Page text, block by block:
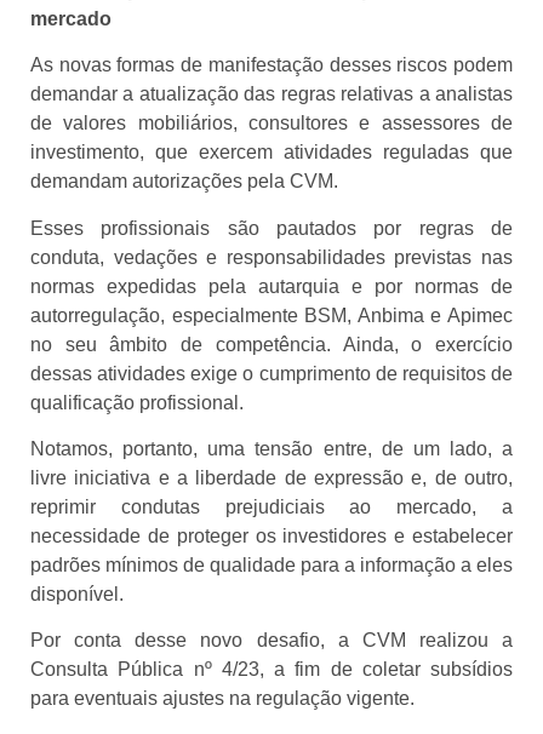
mercado
As novas formas de manifestação desses riscos podem
demandar a atualização das regras relativas a analistas
de valores mobiliários, consultores e assessores de
investimento, que exercem atividades reguladas que
demandam autorizações pela CVM.
Esses profissionais são pautados por regras de
conduta, vedações e responsabilidades previstas nas
normas expedidas pela autarquia e por normas de
autorregulação, especialmente BSM, Anbima e Apimec
no seu âmbito de competência. Ainda, o exercício
dessas atividades exige o cumprimento de requisitos de
qualificação profissional.
Notamos, portanto, uma tensão entre, de um lado, a
livre iniciativa e a liberdade de expressão e, de outro,
reprimir condutas prejudiciais ao mercado, a
necessidade de proteger os investidores e estabelecer
padrões mínimos de qualidade para a informação a eles
disponível.
Por conta desse novo desafio, a CVM realizou a
Consulta Pública nº 4/23, a fim de coletar subsídios
para eventuais ajustes na regulação vigente.